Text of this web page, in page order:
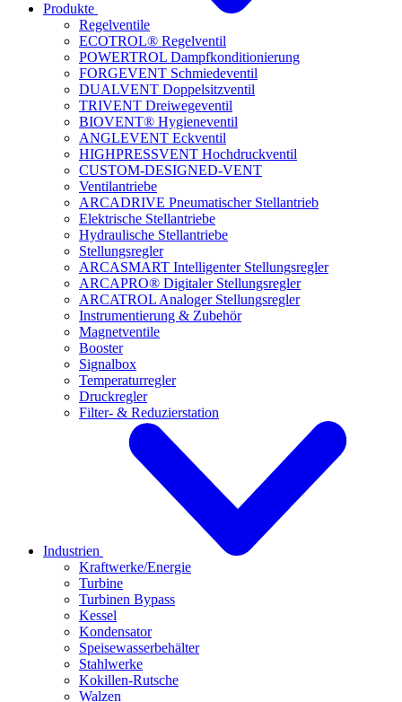
Produkte
Regelventile
ECOTROL® Regelventil
POWERTROL Dampfkonditionierung
FORGEVENT Schmiedeventil
DUALVENT Doppelsitzventil
TRIVENT Dreiwegeventil
BIOVENT® Hygieneventil
ANGLEVENT Eckventil
HIGHPRESSVENT Hochdruckventil
CUSTOM-DESIGNED-VENT
Ventilantriebe
ARCADRIVE Pneumatischer Stellantrieb
Elektrische Stellantriebe
Hydraulische Stellantriebe
Stellungsregler
ARCASMART Intelligenter Stellungsregler
ARCAPRO® Digitaler Stellungsregler
ARCATROL Analoger Stellungsregler
Instrumentierung & Zubehör
Magnetventile
Booster
Signalbox
Temperaturregler
Druckregler
Filter- & Reduzierstation
Industrien
Kraftwerke/Energie
Turbine
Turbinen Bypass
Kessel
Kondensator
Speisewasserbehälter
Stahlwerke
Kokillen-Rutsche
Walzen